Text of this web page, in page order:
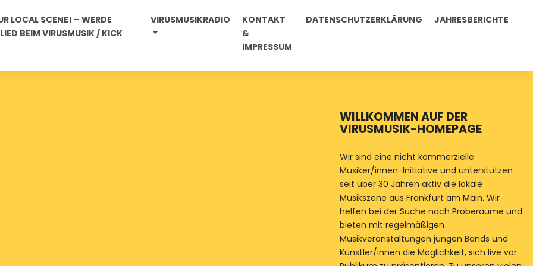
LOCAL SCENE! – WERDE
BEIM VIRUSMUSIK / KICK
VIRUSMUSIKRADIO
KONTAKT
&
IMPRESSUM
DATENSCHUTZERKLÄRUNG JAHRESBERICHTE
WILLKOMMEN AUF DER
VIRUSMUSIK-HOMEPAGE
Wir sind eine nicht kommerzielle
Musiker/innen-Initiative und unterstützen
seit über 30 Jahren aktiv die lokale
Musikszene aus Frankfurt am Main. Wir
helfen bei der Suche nach Proberäume und
bieten mit regelmäßigen
Musikveranstaltungen jungen Bands und
Künstler/innen die Möglichkeit, sich live vor